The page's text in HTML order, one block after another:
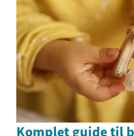
Komplet guide til